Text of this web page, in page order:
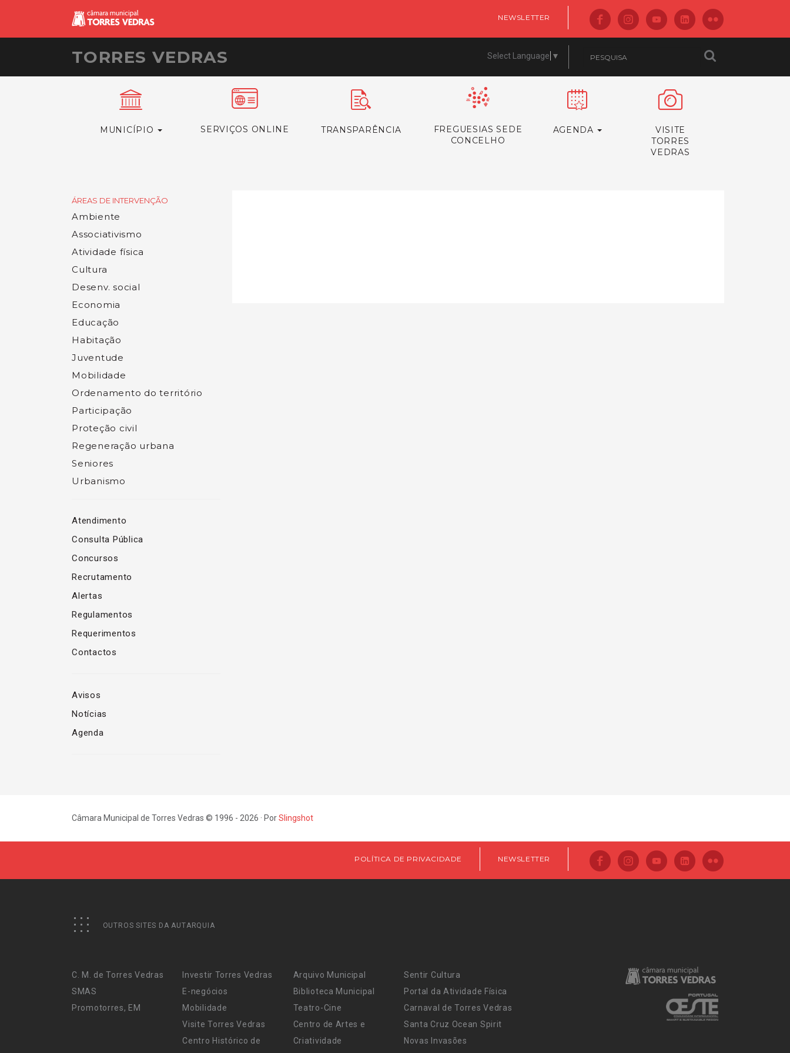
NEWSLETTER
TORRES VEDRAS Select Language ▼
MUNICÍPIO SERVIÇOS ONLINE TRANSPARÊNCIA
FREGUESIAS SEDE
CONCELHO
AGENDA
VISITE
TORRES
VEDRAS
ÁREAS DE INTERVENÇÃO
Ambiente
Associativismo
Atividade física
Cultura
Desenv. social
Economia
Educação
Habitação
Juventude
Mobilidade
Ordenamento do território
Participação
Proteção civil
Regeneração urbana
Seniores
Urbanismo
Atendimento
Consulta Pública
Concursos
Recrutamento
Alertas
Regulamentos
Requerimentos
Contactos
Avisos
Notícias
Agenda
Câmara Municipal de Torres Vedras © 1996 - 2026 · PorSlingshot
POLÍTICA DE PRIVACIDADE NEWSLETTER
OUTROS SITES DA AUTARQUIA
C. M. de Torres Vedras
SMAS
Promotorres, EM
Investir Torres Vedras
E-negócios
Mobilidade
Visite Torres Vedras
Centro Histórico de
Arquivo Municipal
Biblioteca Municipal
Teatro-Cine
Centro de Artes e
Criatividade
Sentir Cultura
Portal da Atividade Física
Carnaval de Torres Vedras
Santa Cruz Ocean Spirit
Novas Invasões